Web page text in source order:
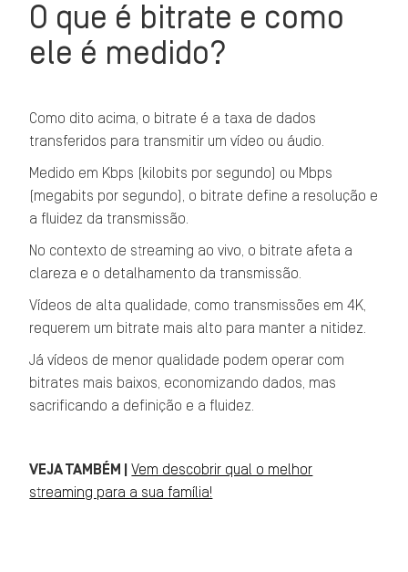
O que é bitrate e como
ele é medido?
Como dito acima, o bitrate é a taxa de dados
transferidos para transmitir um vídeo ou áudio.
Medido em Kbps (kilobits por segundo) ou Mbps
(megabits por segundo), o bitrate define a resolução e
a fluidez da transmissão.
No contexto de streaming ao vivo, o bitrate afeta a
clareza e o detalhamento da transmissão.
Vídeos de alta qualidade, como transmissões em 4K,
requerem um bitrate mais alto para manter a nitidez.
Já vídeos de menor qualidade podem operar com
bitrates mais baixos, economizando dados, mas
sacrificando a definição e a fluidez.
VEJA TAMBÉM |
Vem descobrir qual o melhor
streaming para a sua família!